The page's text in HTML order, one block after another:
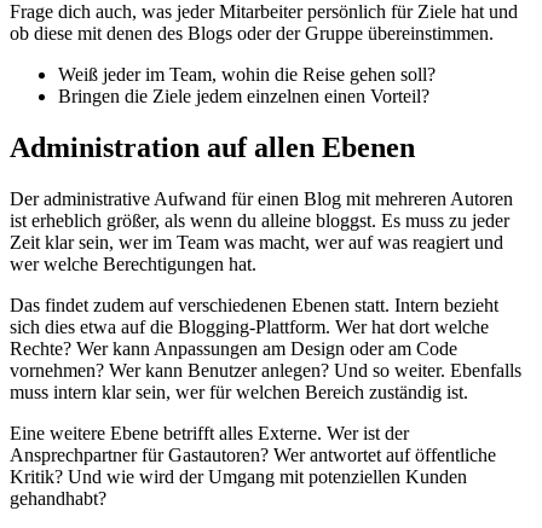
Frage dich auch, was jeder Mitarbeiter persönlich für Ziele hat und
ob diese mit denen des Blogs oder der Gruppe übereinstimmen.
Weiß jeder im Team, wohin die Reise gehen soll?
Bringen die Ziele jedem einzelnen einen Vorteil?
Administration auf allen Ebenen
Der administrative Aufwand für einen Blog mit mehreren Autoren
ist erheblich größer, als wenn du alleine bloggst. Es muss zu jeder
Zeit klar sein, wer im Team was macht, wer auf was reagiert und
wer welche Berechtigungen hat.
Das findet zudem auf verschiedenen Ebenen statt. Intern bezieht
sich dies etwa auf die Blogging-Plattform. Wer hat dort welche
Rechte? Wer kann Anpassungen am Design oder am Code
vornehmen? Wer kann Benutzer anlegen? Und so weiter. Ebenfalls
muss intern klar sein, wer für welchen Bereich zuständig ist.
Eine weitere Ebene betrifft alles Externe. Wer ist der
Ansprechpartner für Gastautoren? Wer antwortet auf öffentliche
Kritik? Und wie wird der Umgang mit potenziellen Kunden
gehandhabt?